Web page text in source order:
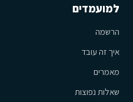
למועמדים
הרשמה
איך זה עובד
מאמרים
שאלות נפוצות